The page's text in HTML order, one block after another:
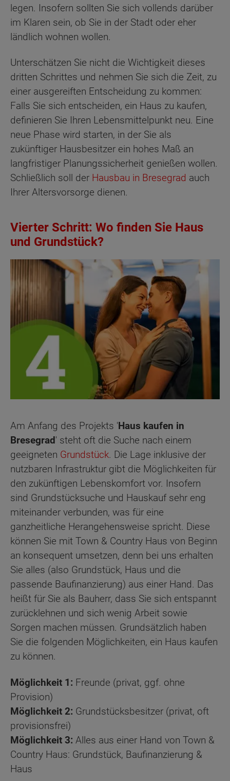
legen. Insofern sollten Sie sich vollends darüber
im Klaren sein, ob Sie in der Stadt oder eher
ländlich wohnen wollen.
Unterschätzen Sie nicht die Wichtigkeit dieses
dritten Schrittes und nehmen Sie sich die Zeit, zu
einer ausgereiften Entscheidung zu kommen:
Falls Sie sich entscheiden, ein Haus zu kaufen,
definieren Sie Ihren Lebensmittelpunkt neu. Eine
neue Phase wird starten, in der Sie als
zukünftiger Hausbesitzer ein hohes Maß an
langfristiger Planungssicherheit genießen wollen.
Schließlich soll der Hausbau in Bresegrad auch
Ihrer Altersvorsorge dienen.
Vierter Schritt: Wo finden Sie Haus
und Grundstück?
Am Anfang des Projekts 'Haus kaufen in
Bresegrad' steht oft die Suche nach einem
geeigneten Grundstück. Die Lage inklusive der
nutzbaren Infrastruktur gibt die Möglichkeiten für
den zukünftigen Lebenskomfort vor. Insofern
sind Grundstücksuche und Hauskauf sehr eng
miteinander verbunden, was für eine
ganzheitliche Herangehensweise spricht. Diese
können Sie mit Town & Country Haus von Beginn
an konsequent umsetzen, denn bei uns erhalten
Sie alles (also Grundstück, Haus und die
passende Baufinanzierung) aus einer Hand. Das
heißt für Sie als Bauherr, dass Sie sich entspannt
zurücklehnen und sich wenig Arbeit sowie
Sorgen machen müssen. Grundsätzlich haben
Sie die folgenden Möglichkeiten, ein Haus kaufen
zu können.
Möglichkeit 1: Freunde (privat, ggf. ohne
Provision)
Möglichkeit 2: Grundstücksbesitzer (privat, oft
provisionsfrei)
Möglichkeit 3: Alles aus einer Hand von Town &
Country Haus: Grundstück, Baufinanzierung &
Haus